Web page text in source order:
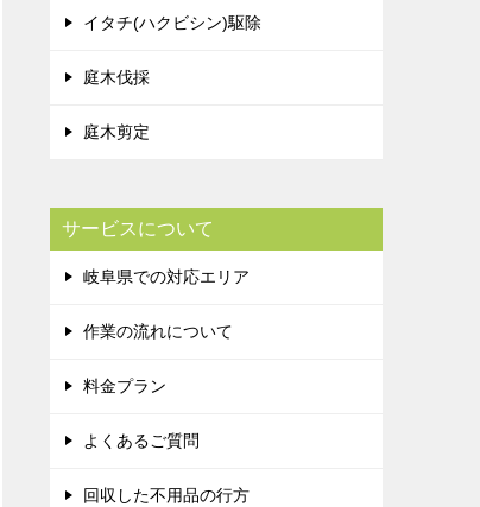
イタチ(ハクビシン)駆除
庭木伐採
庭木剪定
サービスについて
岐阜県での対応エリア
作業の流れについて
料金プラン
よくあるご質問
回収した不用品の行方